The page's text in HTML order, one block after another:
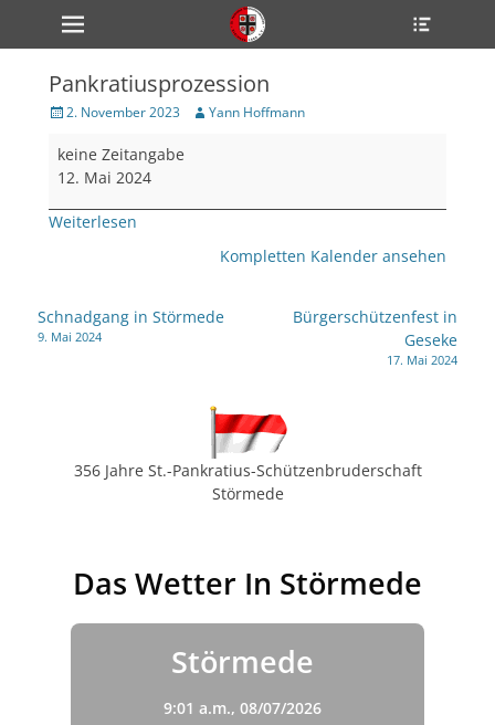
zum
Inhalt
Primärmenü
Pankratiusprozession
Veröffentlicht
2. November 2023 Author
Yann Hoffmann
Pankratiusprozession
keine Zeitangabe
12. Mai 2024
Weiterlesen
Kompletten Kalender ansehen
Beitragsnavigation
Schnadgang in Störmede
9. Mai 2024
Bürgerschützenfest in
Geseke
17. Mai 2024
356 Jahre St.-Pankratius-Schützenbruderschaft
Störmede
Das Wetter In Störmede
Störmede
9:01 a.m., 08/07/2026